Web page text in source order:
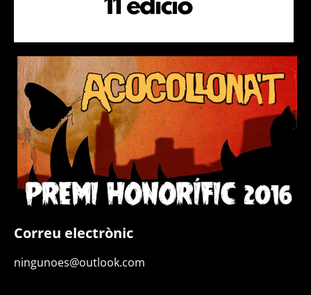
Correu electrònic
ningunoes@outlook.com